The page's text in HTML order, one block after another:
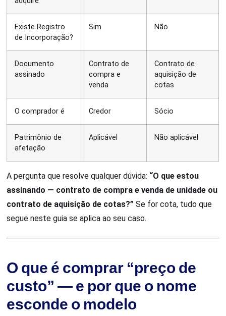
Existe Registro
de Incorporação?
Sim Não
Documento
assinado
Contrato de
compra e
venda
Contrato de
aquisição de
cotas
O comprador é Credor Sócio
Patrimônio de
afetação
Aplicável Não aplicável
A pergunta que resolve qualquer dúvida: “O que estou
assinando — contrato de compra e venda de unidade ou
contrato de aquisição de cotas?” Se for cota, tudo que
segue neste guia se aplica ao seu caso.
O que é comprar “preço de
custo” — e por que o nome
esconde o modelo